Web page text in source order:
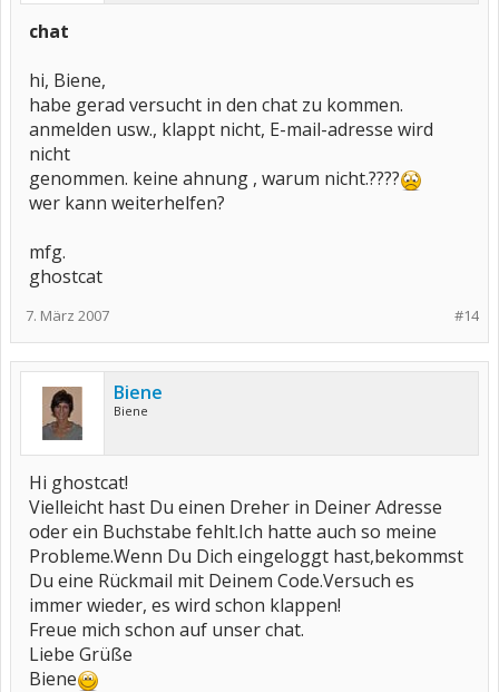
chat
hi, Biene,
habe gerad versucht in den chat zu kommen.
anmelden usw., klappt nicht, E-mail-adresse wird
nicht
genommen. keine ahnung , warum nicht.????
wer kann weiterhelfen?
mfg.
ghostcat
#14
7. März 2007
Biene
Biene
Hi ghostcat!
Vielleicht hast Du einen Dreher in Deiner Adresse
oder ein Buchstabe fehlt.Ich hatte auch so meine
Probleme.Wenn Du Dich eingeloggt hast,bekommst
Du eine Rückmail mit Deinem Code.Versuch es
immer wieder, es wird schon klappen!
Freue mich schon auf unser chat.
Liebe Grüße
Biene